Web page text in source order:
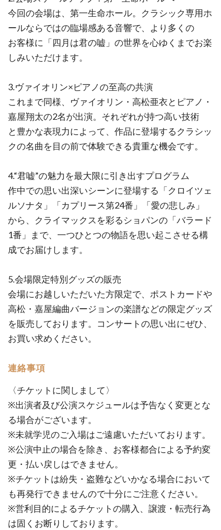
今回の会場は、第一生命ホール。クラシック専用ホ
ールならではの臨場感ある音響で、より多くの
お客様に「四月は君の嘘」の世界を心ゆくまでお楽
しみいただけます。
3.ヴァイオリン×ピアノの至高の共演
これまで同様、ヴァイオリン・高松亜衣とピアノ・
嘉屋翔太の2名が出演。それぞれが持つ高い技術
と豊かな表現力によって、作品に登場するクラシッ
クの名曲を目の前で体験できる貴重な機会です。
4.“君嘘”の魅力を最大限に引き出すプログラム
作中での思い出深いシーンに登場する「クロイツェ
ルソナタ」「カプリース第24番」「愛の悲しみ」
から、クライマックスを彩るショパンの「バラード
1番」まで、一つひとつの物語を思い起こさせる構
成でお届けします。
5.会場限定特別グッズの販売
会場にお越しいただいた方限定で、ポストカードや
高松・嘉屋編曲バージョンの楽譜などの限定グッズ
を販売しております。コンサートの思い出にぜひ、
お買い求めください。
連絡事項
〈チケットに関しまして〉
※出演者及び公演スケジュールは予告なく変更とな
る場合がございます。
※未就学児のご入場はご遠慮いただいております。
※公演中止の場合を除き、お客様都合による予約変
更・払い戻しはできません。
※チケットは紛失・盗難などいかなる場合において
も再発行できませんので十分にご注意ください。
※営利目的によるチケットの購入、譲渡・転売行為
は固くお断りしております。